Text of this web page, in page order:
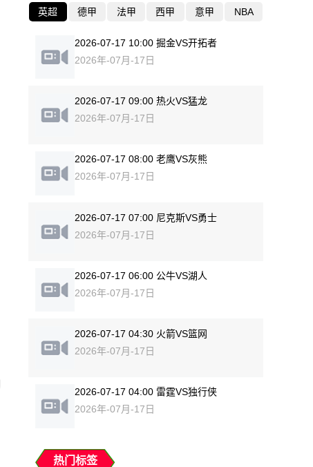
英超 德甲 法甲 西甲 意甲 NBA
2026-07-17 10:00 掘金VS开拓者
2026年-07月-17日
2026-07-17 09:00 热火VS猛龙
2026年-07月-17日
2026-07-17 08:00 老鹰VS灰熊
2026年-07月-17日
2026-07-17 07:00 尼克斯VS勇士
2026年-07月-17日
2026-07-17 06:00 公牛VS湖人
2026年-07月-17日
2026-07-17 04:30 火箭VS篮网
2026年-07月-17日
2026-07-17 04:00 雷霆VS独行侠
2026年-07月-17日
热门标签